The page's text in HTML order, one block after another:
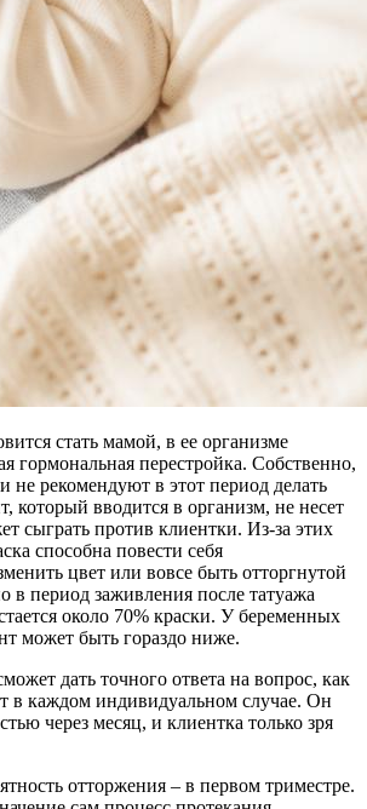
стать мамой, в ее организме
гормональная перестройка. Собственно,
не рекомендуют в этот период делать
который вводится в организм, не несет
сыграть против клиентки. Из-за этих
способна повести себя
цвет или вовсе быть отторгнутой
в период заживления после татуажа
около 70% краски. У беременных
может быть гораздо ниже.
дать точного ответа на вопрос, как
в каждом индивидуальном случае. Он
через месяц, и клиентка только зря
отторжения – в первом триместре.